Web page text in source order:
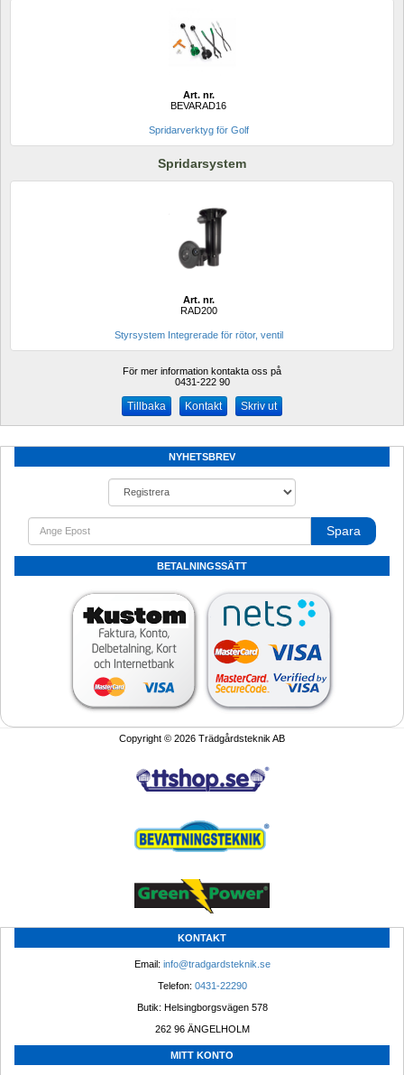
Art. nr.
BEVARAD16
Spridarverktyg för Golf
Spridarsystem
Art. nr.
RAD200
Styrsystem Integrerade för rötor, ventil
För mer information kontakta oss på
0431-222 90
Kontakt Skriv ut
NYHETSBREV
Spara
BETALNINGSSÄTT
Copyright © 2026 Trädgårdsteknik AB
KONTAKT
Email: info@tradgardsteknik.se
Telefon: 0431-22290
Butik: Helsingborgsvägen 578
262 96 ÄNGELHOLM
MITT KONTO